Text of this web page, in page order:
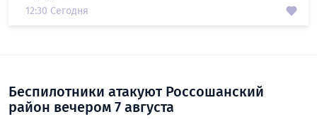
12:30 Сегодня
Беспилотники атакуют Россошанский
район вечером 7 августа